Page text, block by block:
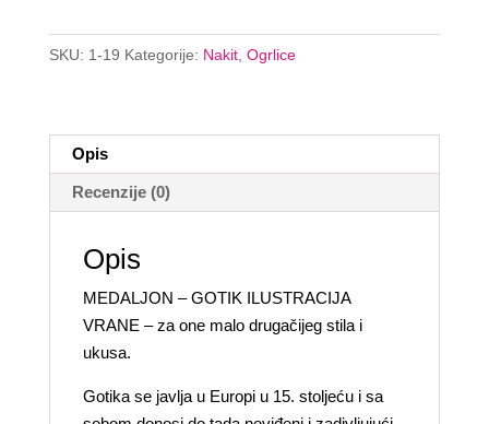
SKU: 1-19 Kategorije: Nakit, Ogrlice
Opis
Recenzije (0)
Opis
MEDALJON – GOTIK ILUSTRACIJA
VRANE – za one malo drugačijeg stila i
ukusa.
Gotika se javlja u Europi u 15. stoljeću i sa